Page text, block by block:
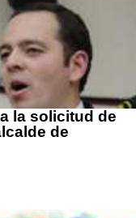
la solicitud de
de